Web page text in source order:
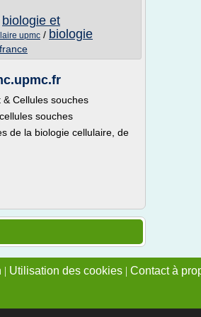
biologie et
upmc / biologie
Cellules souches
souches
de la biologie cellulaire, de
| Utilisation des cookies | Contact à